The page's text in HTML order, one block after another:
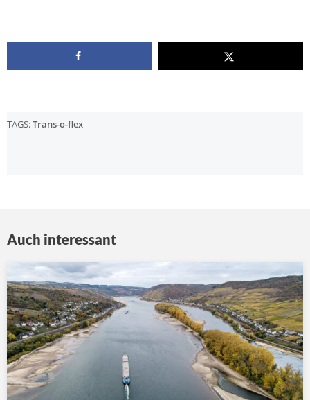
TAGS:Trans-o-flex
Auch interessant